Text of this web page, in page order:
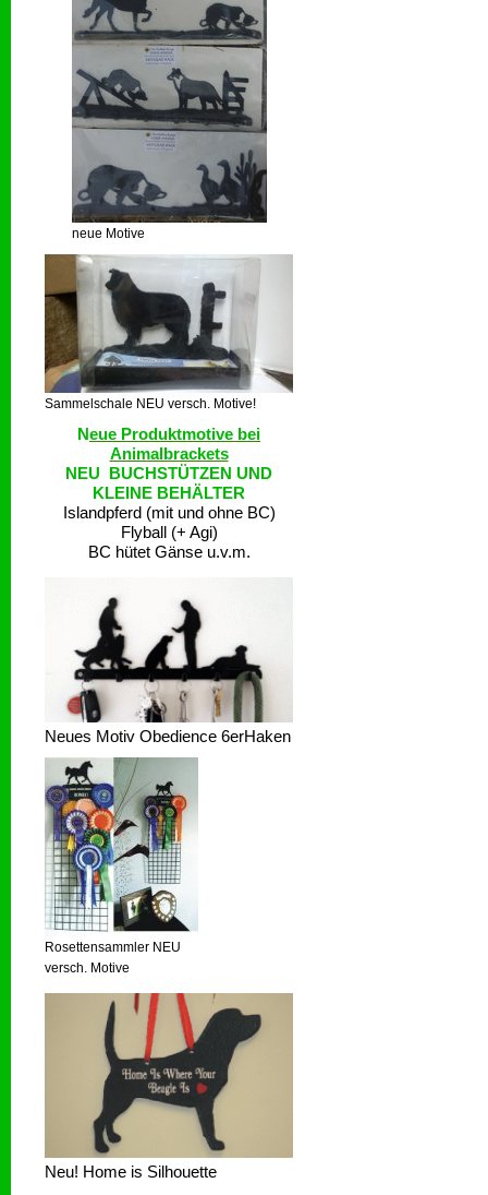
neue Motive
Sammelschale NEU versch. Motive!
Neue Produktmotive bei
Animalbrackets
NEU BUCHSTÜTZEN UND
KLEINE BEHÄLTER
Islandpferd (mit und ohne BC)
Flyball (+ Agi)
BC hütet Gänse u.v.m.
Neues Motiv Obedience 6erHaken
Rosettensammler NEU
versch. Motive
Neu! Home is Silhouette